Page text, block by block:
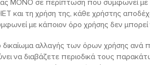
ΜΟΝΟ σε περίπτωση που συμφωνεί
και τη χρήση της, κάθε χρήστης
με κάποιον όρο χρήσης δεν μπορεί
δικαίωμα αλλαγής των όρων χρήσης ανά
να διαβάζετε περιοδικά τους